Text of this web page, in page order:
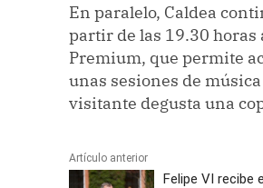
En paralelo, Caldea
partir de las 19.30
Premium, que permite
unas sesiones de
visitante degusta una
Artículo anterior
Felipe VI recibe